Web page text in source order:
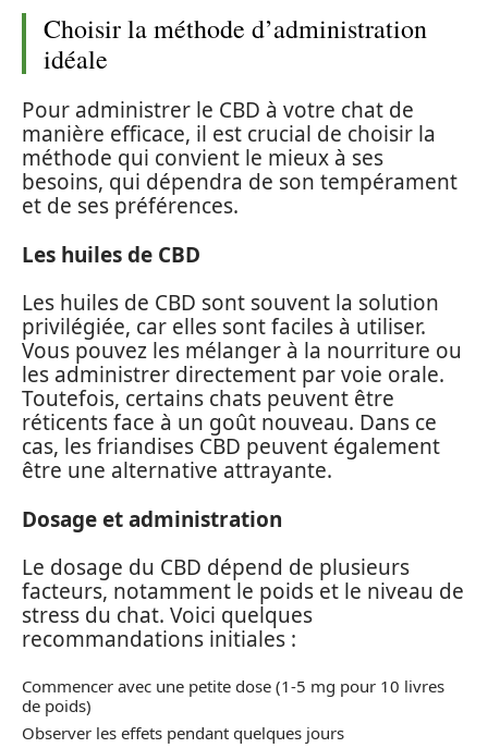
Choisir la méthode d’administration
idéale
Pour administrer le CBD à votre chat de
manière efficace, il est crucial de choisir la
méthode qui convient le mieux à ses
besoins, qui dépendra de son tempérament
et de ses préférences.
Les huiles de CBD
Les huiles de CBD sont souvent la solution
privilégiée, car elles sont faciles à utiliser.
Vous pouvez les mélanger à la nourriture ou
les administrer directement par voie orale.
Toutefois, certains chats peuvent être
réticents face à un goût nouveau. Dans ce
cas, les friandises CBD peuvent également
être une alternative attrayante.
Dosage et administration
Le dosage du CBD dépend de plusieurs
facteurs, notamment le poids et le niveau de
stress du chat. Voici quelques
recommandations initiales :
Commencer avec une petite dose (1-5 mg pour 10 livres
de poids)
Observer les effets pendant quelques jours